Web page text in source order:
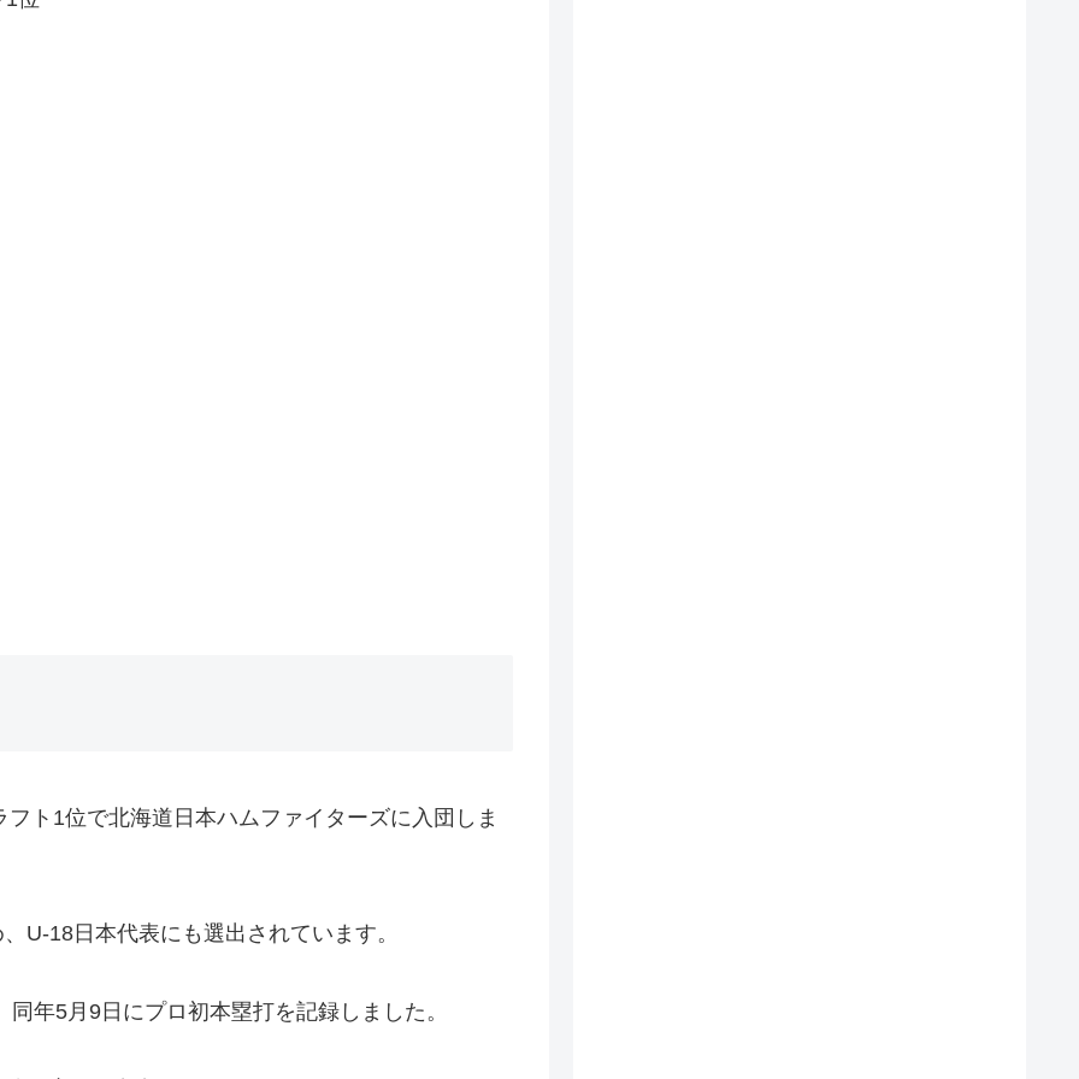
ト1位で北海道日本ハムファイターズに入団しま
U-18日本代表にも選出されています。
年5月9日にプロ初本塁打を記録しました。